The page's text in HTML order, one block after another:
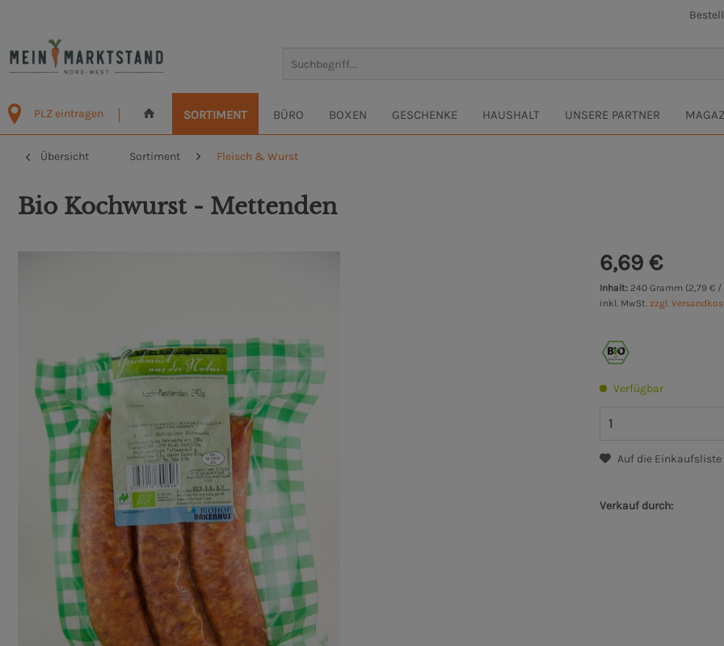
PLZ eintragen SORTIMENT BÜRO BOXEN GESCHENKE HAUSHALT UNSERE PARTNER
Übersicht Sortiment Fleisch & Wurst
Bio Kochwurst - Mettenden
6,69 €
Inhalt: 240 Gramm (2,79 € /
inkl. MwSt.zzgl.
Verfügbar
Auf die Einkaufsliste
Verkauf durch: